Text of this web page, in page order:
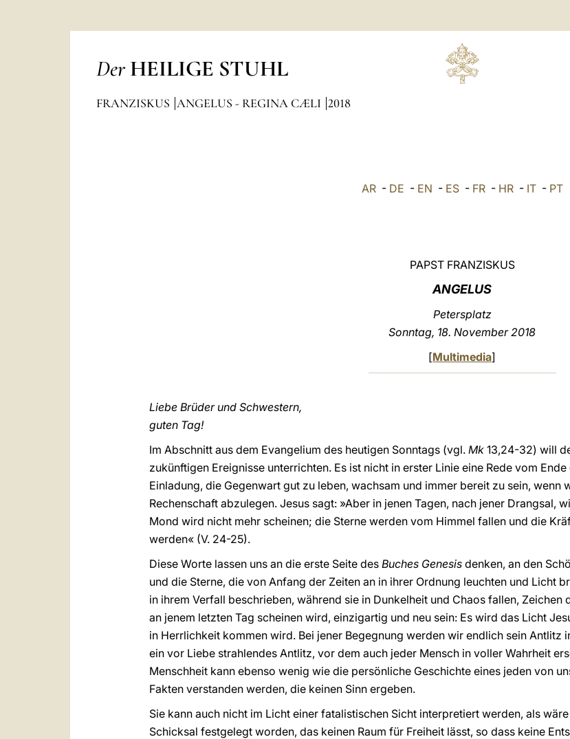
Der HEILIGE STUHL
FRANZISKUS ANGELUS - REGINA CÆLI 2018
AR- DE - EN - ES- FR- HR- IT- PT
PAPST FRANZISKUS
ANGELUS
Petersplatz
Sonntag, 18. November 2018
[Multimedia]
Liebe Brüder und Schwestern,
guten Tag!
Im Abschnitt aus dem Evangelium des heutigen Sonntags (vgl. Mk 13,24-32) will
zukünftigen Ereignisse unterrichten. Es ist nicht in erster Linie eine Rede vom
Einladung, die Gegenwart gut zu leben, wachsam und immer bereit zu sein,
Rechenschaft abzulegen. Jesus sagt: »Aber in jenen Tagen, nach jener Drangsal,
Mond wird nicht mehr scheinen; die Sterne werden vom Himmel fallen und die
werden« (V. 24-25).
Diese Worte lassen uns an die erste Seite des Buches Genesis denken, an den
und die Sterne, die von Anfang der Zeiten an in ihrer Ordnung leuchten und Licht
in ihrem Verfall beschrieben, während sie in Dunkelheit und Chaos fallen, Zeichen
an jenem letzten Tag scheinen wird, einzigartig und neu sein: Es wird das Licht
in Herrlichkeit kommen wird. Bei jener Begegnung werden wir endlich sein Antlitz
ein vor Liebe strahlendes Antlitz, vor dem auch jeder Mensch in voller Wahrheit
Menschheit kann ebenso wenig wie die persönliche Geschichte eines jeden von
Fakten verstanden werden, die keinen Sinn ergeben.
Sie kann auch nicht im Licht einer fatalistischen Sicht interpretiert werden, als
Schicksal festgelegt worden, das keinen Raum für Freiheit lässt, so dass keine